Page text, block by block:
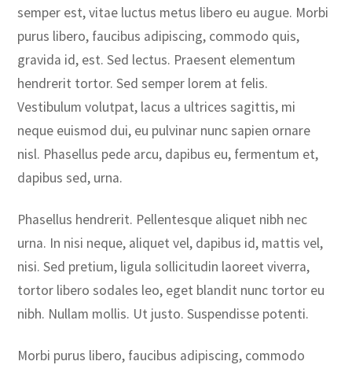
semper est, vitae luctus metus libero eu augue. Morbi
purus libero, faucibus adipiscing, commodo quis,
gravida id, est. Sed lectus. Praesent elementum
hendrerit tortor. Sed semper lorem at felis.
Vestibulum volutpat, lacus a ultrices sagittis, mi
neque euismod dui, eu pulvinar nunc sapien ornare
nisl. Phasellus pede arcu, dapibus eu, fermentum et,
dapibus sed, urna.
Phasellus hendrerit. Pellentesque aliquet nibh nec
urna. In nisi neque, aliquet vel, dapibus id, mattis vel,
nisi. Sed pretium, ligula sollicitudin laoreet viverra,
tortor libero sodales leo, eget blandit nunc tortor eu
nibh. Nullam mollis. Ut justo. Suspendisse potenti.
Morbi purus libero, faucibus adipiscing, commodo